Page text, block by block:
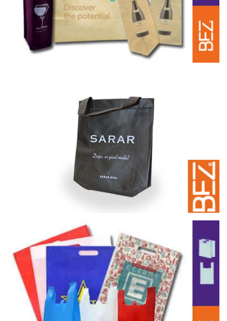
Promosyon Bez Çantaları
Promosyon için bez çanta | Çeşitleri | Fiyatları
Mağaza Bez Çantaları
Mağaza için bez çanta | Çeşitleri | Fiyatları